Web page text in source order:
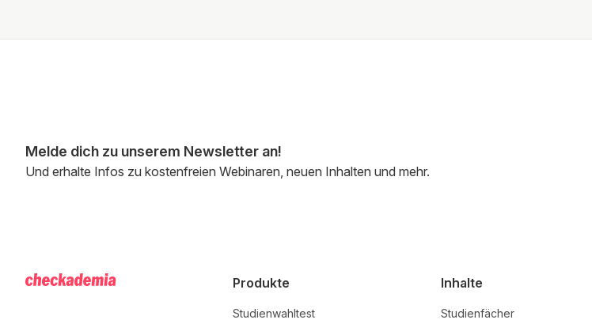
Melde dich zu unserem Newsletter an!
Und erhalte Infos zu kostenfreien Webinaren, neuen Inhalten und mehr.
Produkte
Studienwahltest
Inhalte
Studienfächer